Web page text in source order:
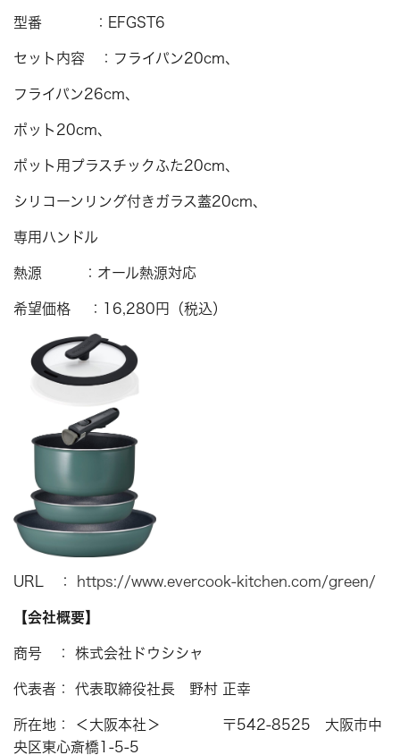
型番 ：EFGST6
セット内容 ：フライパン20cm、
フライパン26cm、
ポット20cm、
ポット用プラスチックふた20cm、
シリコーンリング付きガラス蓋20cm、
専用ハンドル
熱源 ：オール熱源対応
希望価格 ：16,280円（税込）
URL ： https://www.evercook-kitchen.com/green/
【会社概要】
商号 ： 株式会社ドウシシャ
代表者： 代表取締役社長 野村 正幸
所在地： ＜大阪本社＞ 〒542-8525 大阪市中
央区東心斎橋1-5-5